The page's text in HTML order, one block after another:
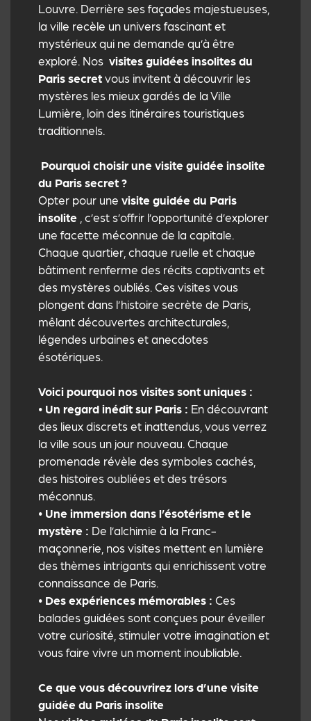
Louvre. Derrière ses façades majestueuses,
la ville recèle un univers fascinant et
mystérieux qui ne demande qu’à être
exploré. Nos visites guidées insolites du
Paris secretvous invitent à découvrir les
mystères les mieux gardés de la Ville
Lumière, loin des itinéraires touristiques
traditionnels.
Pourquoi choisir une visite guidée insolite
du Paris secret ?
Opter pour une visite guidée du Paris
insolite , c’est s’offrir l’opportunité d’explorer
une facette méconnue de la capitale.
Chaque quartier, chaque ruelle et chaque
bâtiment renferme des récits captivants et
des mystères oubliés. Ces visites vous
plongent dans l’histoire secrète de Paris,
mêlant découvertes architecturales,
légendes urbaines et anecdotes
ésotériques.
Voici pourquoi nos visites sont uniques :
• Un regard inédit sur Paris : En découvrant
des lieux discrets et inattendus, vous verrez
la ville sous un jour nouveau. Chaque
promenade révèle des symboles cachés,
des histoires oubliées et des trésors
méconnus.
• Une immersion dans l’ésotérisme et le
mystère : De l’alchimie à la Franc-
maçonnerie, nos visites mettent en lumière
des thèmes intrigants qui enrichissent votre
connaissance de Paris.
• Des expériences mémorables : Ces
balades guidées sont conçues pour éveiller
votre curiosité, stimuler votre imagination et
vous faire vivre un moment inoubliable.
Ce que vous découvrirez lors d’une visite
guidée du Paris insolite